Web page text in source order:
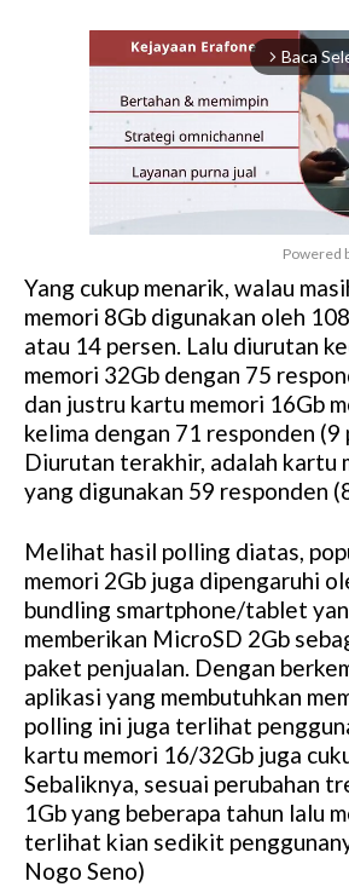
arrow_forward_ios Baca
Powered
Yang cukup menarik, walau
memori 8Gb digunakan oleh
atau 14 persen. Lalu diurutan
memori 32Gb dengan 75
dan justru kartu memori 16Gb
kelima dengan 71 responden (9
Diurutan terakhir, adalah kartu
yang digunakan 59 responden
Melihat hasil polling diatas,
memori 2Gb juga dipengaruhi
bundling smartphone/tablet
memberikan MicroSD 2Gb
paket penjualan. Dengan
aplikasi yang membutuhkan
polling ini juga terlihat
kartu memori 16/32Gb juga
Sebaliknya, sesuai perubahan
1Gb yang beberapa tahun lalu
terlihat kian sedikit
Nogo Seno)